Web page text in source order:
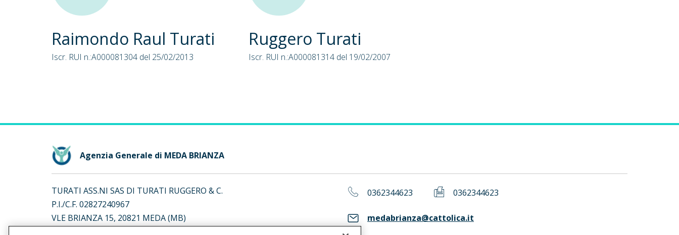
Raimondo Raul Turati
Iscr. RUI n.:A000081304 del 25/02/2013
Ruggero Turati
Iscr. RUI n.:A000081314 del 19/02/2007
Agenzia Generale di MEDA BRIANZA
TURATI ASS.NI SAS DI TURATI RUGGERO & C.
P.I./C.F. 02827240967
VLE BRIANZA 15, 20821 MEDA (MB)
0362344623 0362344623
medabrianza@cattolica.it